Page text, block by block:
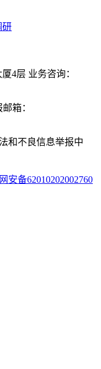
研
4层 业务咨询：
箱：
和不良信息举报中
安备62010202002760